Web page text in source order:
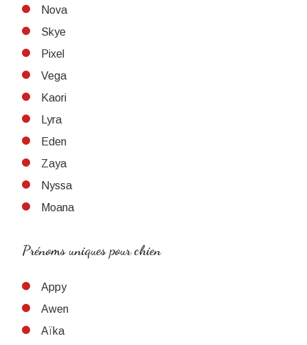
Nova
Skye
Pixel
Vega
Kaori
Lyra
Eden
Zaya
Nyssa
Moana
Prénoms uniques pour chien
Appy
Awen
Aïka